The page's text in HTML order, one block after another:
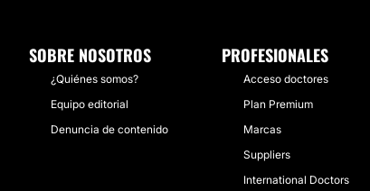
SOBRE NOSOTROS
¿Quiénes somos?
Equipo editorial
Denuncia de contenido
PROFESIONALES
Acceso doctores
Plan Premium
Marcas
Suppliers
International Doctors